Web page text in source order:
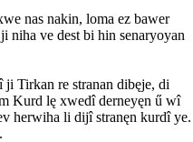
nas nakin, loma ez bawer
niha ve dest bi hin senaryoyan
Tirkan re stranan dibęje, di
Kurd lę xwedî derneyęn ű wî
herwiha li dijî stranęn kurdî ye.